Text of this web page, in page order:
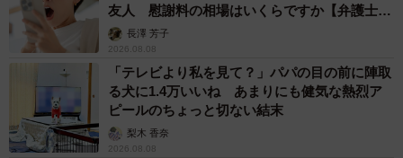
友人 慰謝料の相場はいくらですか【弁護士が
解説】長澤 芳子
2026.08.08
「テレビより私を見て？」パパの目の前に陣取
る犬に1.4万いいね あまりにも健気な熱烈ア
ピールのちょっと切ない結末
梨木 香奈
2026.08.08